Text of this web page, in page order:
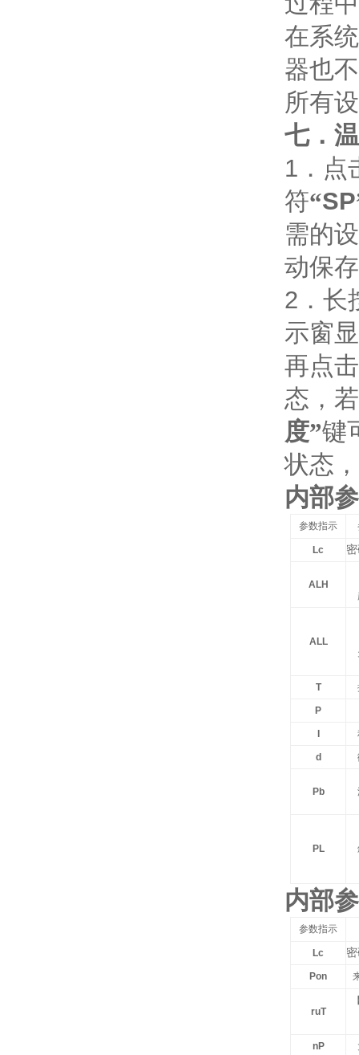
在系
器也
所有
七．
1 ．点
符“SP
需的
动保
2 ． 长
示窗
再点击
态，
度”键
状态
内部
参数指示
Lc
ALH
ALL
T
P
d
Pb
PL
内部
参数指示
Lc
Pon
ruT
nP